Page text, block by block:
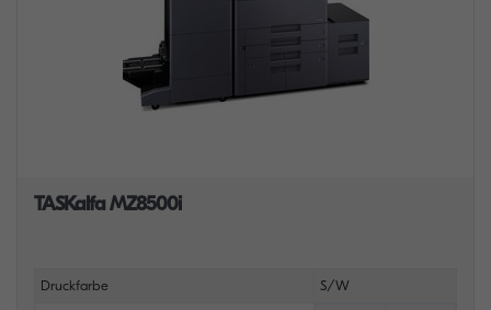
TASKalfa MZ8500i
Druckfarbe S/W